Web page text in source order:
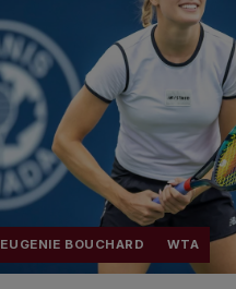
EUGENIE BOUCHARD WTA